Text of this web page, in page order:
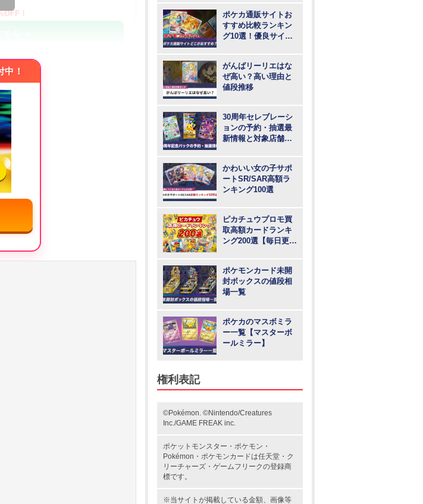
！
ゲット
＞
ちら ＞
！
ポケカ通販サイトお
すすめ比較ランキン
グ10選！優良サイト
がんばリーリエはな
ぜ高い？高い理由と
値段推移
30周年セレブレーシ
ョンの予約・抽選最
新情報と対象店舗ま
かわいい女の子サポ
ートSR/SAR高額ラ
ンキング100選
ピカチュウプロモ買
取高額カードランキ
ング200選【毎日更
ポケモンカード未開
封ボックスの値段相
場一覧
ポケカのマスボミラ
ー一覧【マスターボ
ールミラー】
権利表記
©Pokémon. ©Nintendo/Creatures
Inc./GAME FREAK inc.
ポケットモンスター ・ポケモン・
Pokémon・ ポケモンカードは任天堂・ ク
リーチャーズ ・ ゲームフリークの登録商
標です。
※当サイトが掲載している金額、画像等